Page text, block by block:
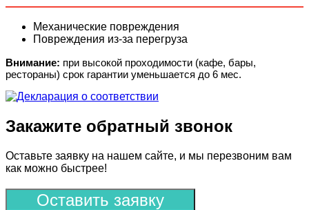
Механические повреждения
Повреждения из-за перегруза
Внимание: при высокой проходимости (кафе, бары,
рестораны) срок гарантии уменьшается до 6 мес.
Закажите обратный звонок
Оставьте заявку на нашем сайте, и мы перезвоним вам
как можно быстрее!
Оставить заявку